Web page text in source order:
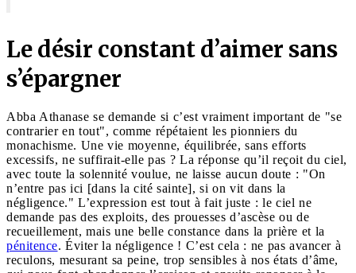
Le désir constant d’aimer sans
s’épargner
Abba Athanase se demande si c’est vraiment important de "se
contrarier en tout", comme répétaient les pionniers du
monachisme. Une vie moyenne, équilibrée, sans efforts
excessifs, ne suffirait-elle pas ? La réponse qu’il reçoit du ciel,
avec toute la solennité voulue, ne laisse aucun doute : "On
n’entre pas ici [dans la cité sainte], si on vit dans la
négligence." L’expression est tout à fait juste : le ciel ne
demande pas des exploits, des prouesses d’ascèse ou de
recueillement, mais une belle constance dans la prière et la
pénitence. Éviter la négligence ! C’est cela : ne pas avancer à
reculons, mesurant sa peine, trop sensibles à nos états d’âme,